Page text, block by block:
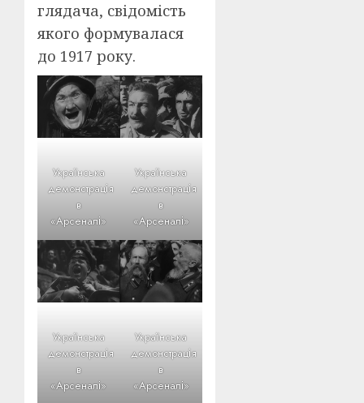
глядача, свідомість
якого формувалася
до 1917 року.
Українська
демонстрація
в
«Арсеналі»
Українська
демонстрація
в
«Арсеналі»
Українська
демонстрація
в
«Арсеналі»
Українська
демонстрація
в
«Арсеналі»